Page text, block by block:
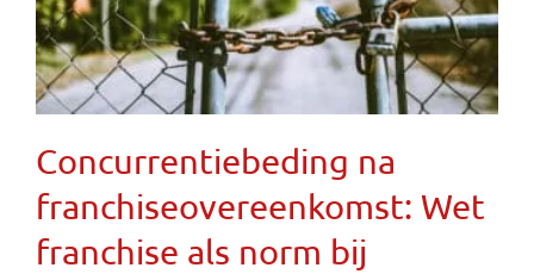
Concurrentiebeding na
franchiseovereenkomst: Wet
franchise als norm bij